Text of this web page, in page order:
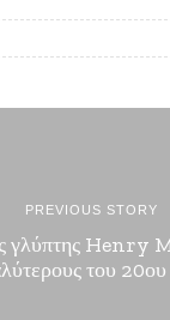
PREVIOUS STORY
γλύπτης Henry
του